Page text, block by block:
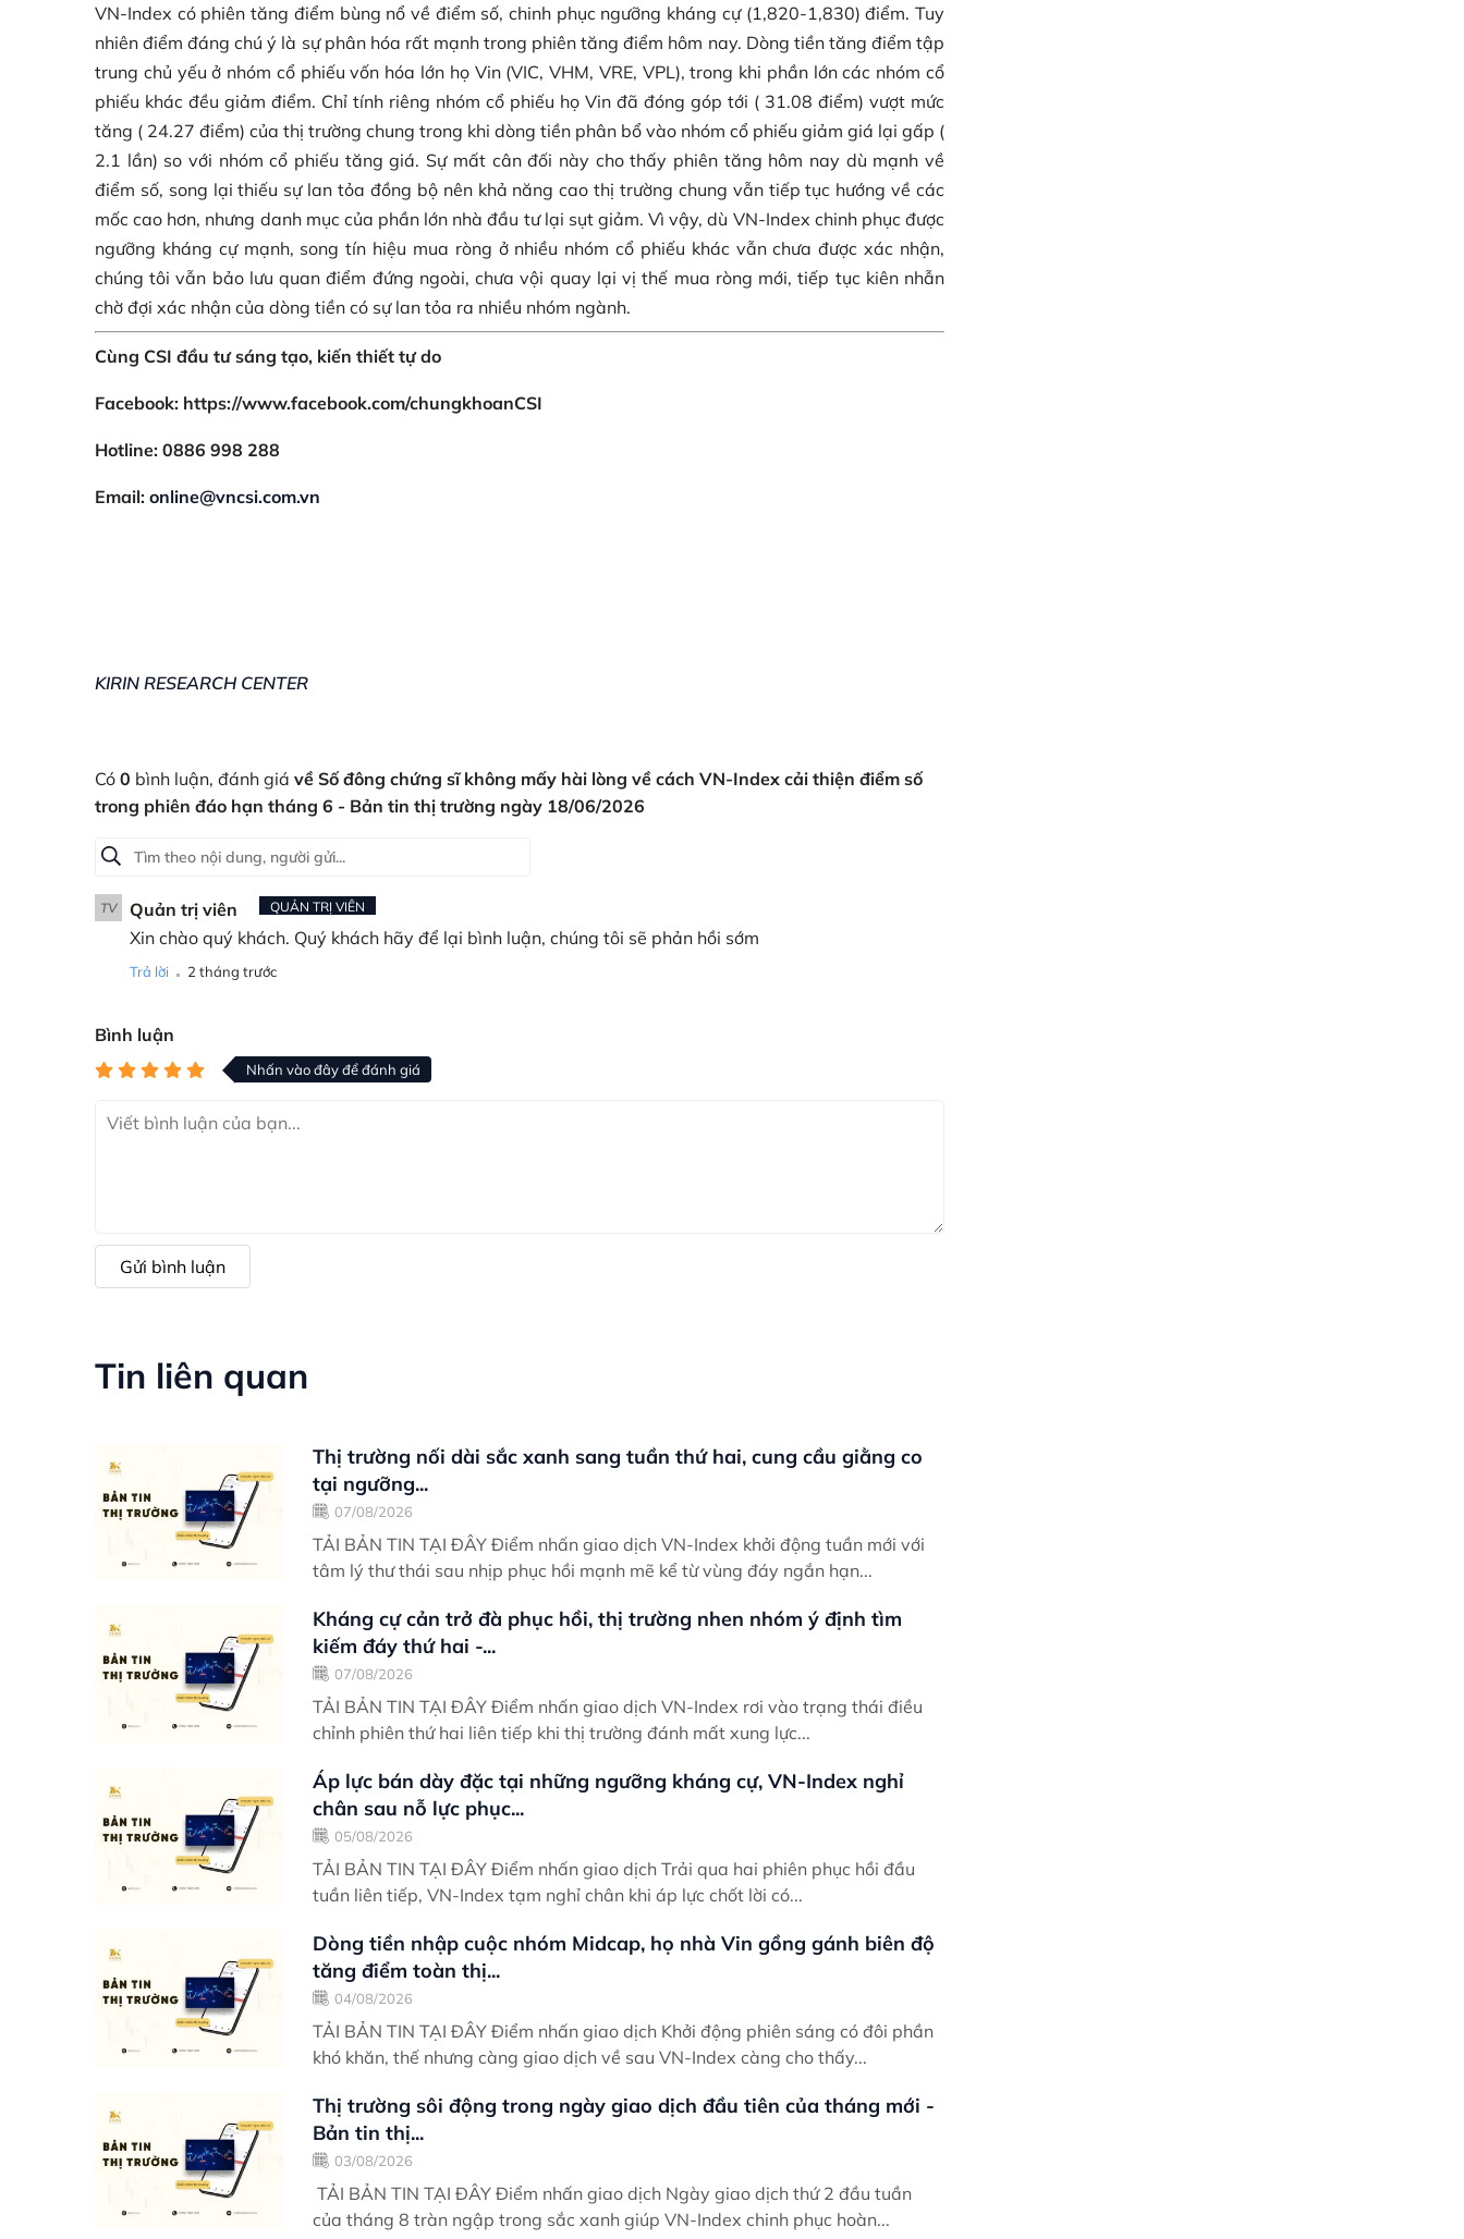
VN-Index có phiên tăng điểm bùng nổ về điểm số, chinh phục ngưỡng kháng cự (1,820-1,830) điểm. Tuy
nhiên điểm đáng chú ý là sự phân hóa rất mạnh trong phiên tăng điểm hôm nay. Dòng tiền tăng điểm tập
trung chủ yếu ở nhóm cổ phiếu vốn hóa lớn họ Vin (VIC, VHM, VRE, VPL), trong khi phần lớn các nhóm cổ
phiếu khác đều giảm điểm. Chỉ tính riêng nhóm cổ phiếu họ Vin đã đóng góp tới ( 31.08 điểm) vượt mức
tăng ( 24.27 điểm) của thị trường chung trong khi dòng tiền phân bổ vào nhóm cổ phiếu giảm giá lại gấp (
2.1 lần) so với nhóm cổ phiếu tăng giá. Sự mất cân đối này cho thấy phiên tăng hôm nay dù mạnh về
điểm số, song lại thiếu sự lan tỏa đồng bộ nên khả năng cao thị trường chung vẫn tiếp tục hướng về các
mốc cao hơn, nhưng danh mục của phần lớn nhà đầu tư lại sụt giảm. Vì vậy, dù VN-Index chinh phục được
ngưỡng kháng cự mạnh, song tín hiệu mua ròng ở nhiều nhóm cổ phiếu khác vẫn chưa được xác nhận,
chúng tôi vẫn bảo lưu quan điểm đứng ngoài, chưa vội quay lại vị thế mua ròng mới, tiếp tục kiên nhẫn
chờ đợi xác nhận của dòng tiền có sự lan tỏa ra nhiều nhóm ngành.
Cùng CSI đầu tư sáng tạo, kiến thiết tự do
Facebook: https://www.facebook.com/chungkhoanCSI
Hotline: 0886 998 288
Email: online@vncsi.com.vn
KIRIN RESEARCH CENTER
Có 0 bình luận, đánh giá về Số đông chứng sĩ không mấy hài lòng về cách VN-Index cải thiện điểm số
trong phiên đáo hạn tháng 6 - Bản tin thị trường ngày 18/06/2026
TV Quản trị viên QUẢN TRỊ VIÊN
Xin chào quý khách. Quý khách hãy để lại bình luận, chúng tôi sẽ phản hồi sớm
Trả lời . 2 tháng trước
Bình luận
Nhấn vào đây để đánh giá
Gửi bình luận
Tin liên quan
Thị trường nối dài sắc xanh sang tuần thứ hai, cung cầu giằng co
tại ngưỡng...
07/08/2026
TẢI BẢN TIN TẠI ĐÂY Điểm nhấn giao dịch VN-Index khởi động tuần mới với
tâm lý thư thái sau nhịp phục hồi mạnh mẽ kể từ vùng đáy ngắn hạn...
Kháng cự cản trở đà phục hồi, thị trường nhen nhóm ý định tìm
kiếm đáy thứ hai -...
07/08/2026
TẢI BẢN TIN TẠI ĐÂY Điểm nhấn giao dịch VN-Index rơi vào trạng thái điều
chỉnh phiên thứ hai liên tiếp khi thị trường đánh mất xung lực...
Áp lực bán dày đặc tại những ngưỡng kháng cự, VN-Index nghỉ
chân sau nỗ lực phục...
05/08/2026
TẢI BẢN TIN TẠI ĐÂY Điểm nhấn giao dịch Trải qua hai phiên phục hồi đầu
tuần liên tiếp, VN-Index tạm nghỉ chân khi áp lực chốt lời có...
Dòng tiền nhập cuộc nhóm Midcap, họ nhà Vin gồng gánh biên độ
tăng điểm toàn thị...
04/08/2026
TẢI BẢN TIN TẠI ĐÂY Điểm nhấn giao dịch Khởi động phiên sáng có đôi phần
khó khăn, thế nhưng càng giao dịch về sau VN-Index càng cho thấy...
Thị trường sôi động trong ngày giao dịch đầu tiên của tháng mới -
Bản tin thị...
03/08/2026
TẢI BẢN TIN TẠI ĐÂY Điểm nhấn giao dịch Ngày giao dịch thứ 2 đầu tuần
của tháng 8 tràn ngập trong sắc xanh giúp VN-Index chinh phục hoàn...